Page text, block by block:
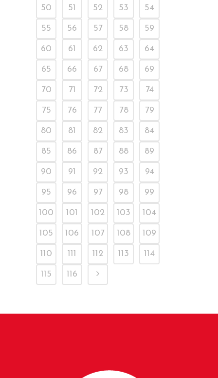
50 51 52 53 54
55 56 57 58 59
60 61 62 63 64
65 66 67 68 69
70 71 72 73 74
75 76 77 78 79
80 81 82 83 84
85 86 87 88 89
90 91 92 93 94
95 96 97 98 99
100 101 102 103 104
105 106 107 108 109
110 111 112 113 114
115 116